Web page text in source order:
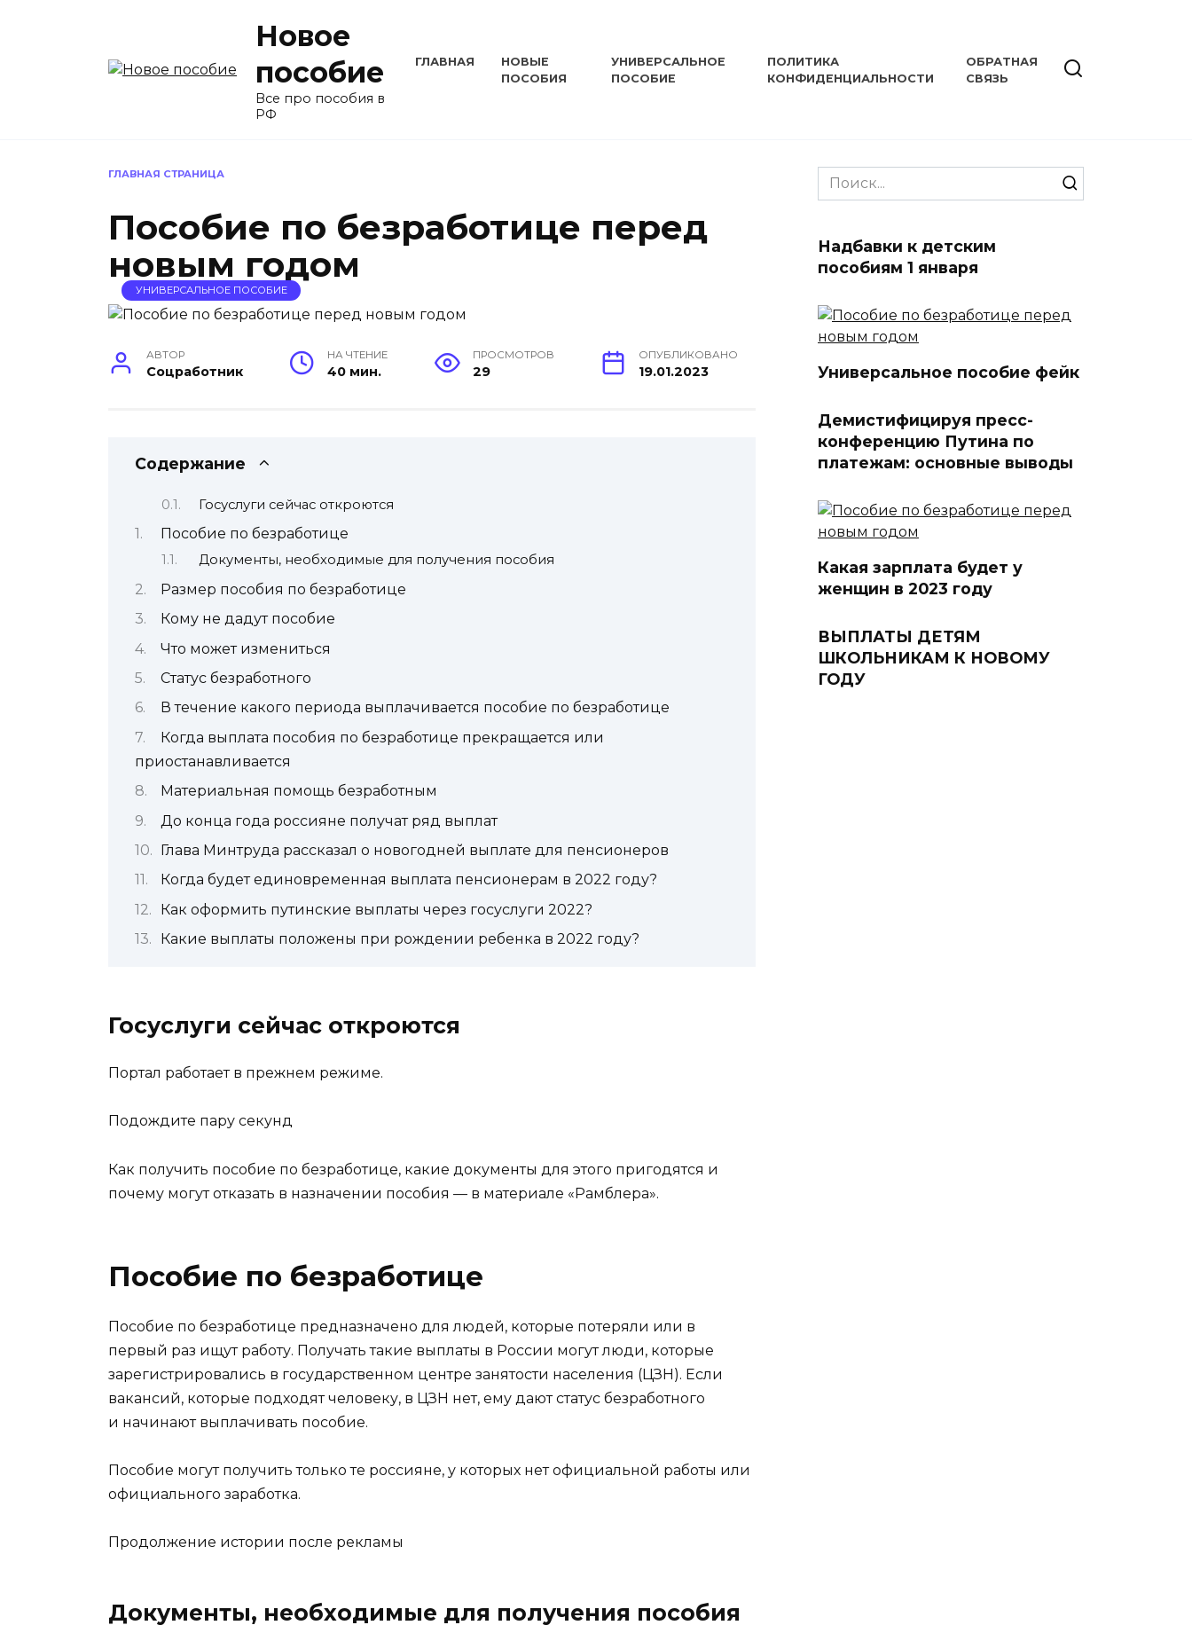
Новое
пособие
Все про пособия в
РФ
ГЛАВНАЯ
НОВЫЕ
ПОСОБИЯ
УНИВЕРСАЛЬНОЕ
ПОСОБИЕ
ПОЛИТИКА
КОНФИДЕНЦИАЛЬНОСТИ
ОБРАТНАЯ
СВЯЗЬ
ГЛАВНАЯ СТРАНИЦА
Пособие по безработице перед
новым годом
УНИВЕРСАЛЬНОЕ ПОСОБИЕ
АВТОР
Соцработник
НА ЧТЕНИЕ
40 мин.
ПРОСМОТРОВ
29
ОПУБЛИКОВАНО
19.01.2023
Содержание
Госуслуги сейчас откроются
Пособие по безработице
Документы, необходимые для получения пособия
Размер пособия по безработице
Кому не дадут пособие
Что может измениться
Статус безработного
В течение какого периода выплачивается пособие по безработице
Когда выплата пособия по безработице прекращается или
приостанавливается
Материальная помощь безработным
До конца года россияне получат ряд выплат
Глава Минтруда рассказал о новогодней выплате для пенсионеров
Когда будет единовременная выплата пенсионерам в 2022 году?
Как оформить путинские выплаты через госуслуги 2022?
Какие выплаты положены при рождении ребенка в 2022 году?
Госуслуги сейчас откроются
Портал работает в прежнем режиме.
Подождите пару секунд
Как получить пособие по безработице, какие документы для этого пригодятся и
почему могут отказать в назначении пособия — в материале «Рамблера».
Пособие по безработице
Пособие по безработице предназначено для людей, которые потеряли или в
первый раз ищут работу. Получать такие выплаты в России могут люди, которые
зарегистрировались в государственном центре занятости населения (ЦЗН). Если
вакансий, которые подходят человеку, в ЦЗН нет, ему дают статус безработного
и начинают выплачивать пособие.
Пособие могут получить только те россияне, у которых нет официальной работы или
официального заработка.
Продолжение истории после рекламы
Документы, необходимые для получения пособия
Search
for:
Надбавки к детским
пособиям 1 января
Универсальное пособие фейк
Демистифицируя пресс-
конференцию Путина по
платежам: основные выводы
Какая зарплата будет у
женщин в 2023 году
ВЫПЛАТЫ ДЕТЯМ
ШКОЛЬНИКАМ К НОВОМУ
ГОДУ